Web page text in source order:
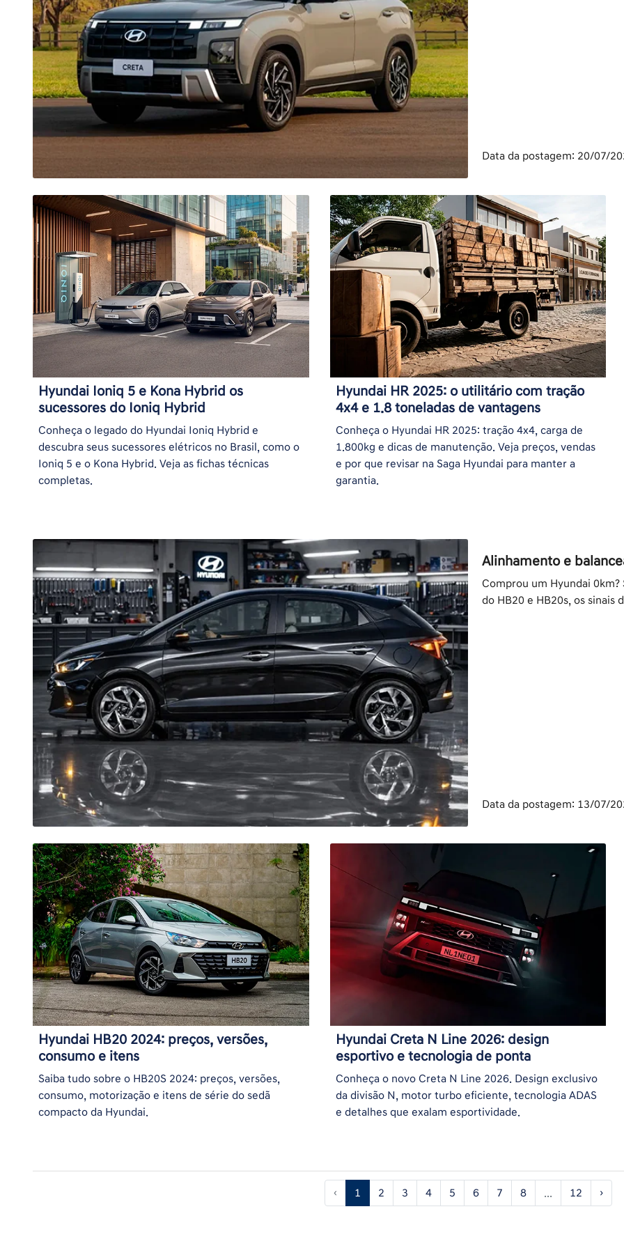
Data da postagem: 20/07/
Hyundai Ioniq 5 e Kona Hybrid os
sucessores do Ioniq Hybrid
Conheça o legado do Hyundai Ioniq Hybrid e
descubra seus sucessores elétricos no Brasil, como o
Ioniq 5 e o Kona Hybrid. Veja as fichas técnicas
completas.
Hyundai HR 2025: o utilitário com tração
4x4 e 1.8 toneladas de vantagens
Conheça o Hyundai HR 2025: tração 4x4, carga de
1.800kg e dicas de manutenção. Veja preços, vendas
e por que revisar na Saga Hyundai para manter a
garantia.
Alinhamento e
Comprou um Hyundai
do HB20 e HB20s, os sinais
Data da postagem: 13/07/
Hyundai HB20 2024: preços, versões,
consumo e itens
Saiba tudo sobre o HB20S 2024: preços, versões,
consumo, motorização e itens de série do sedã
compacto da Hyundai.
Hyundai Creta N Line 2026: design
esportivo e tecnologia de ponta
Conheça o novo Creta N Line 2026. Design exclusivo
da divisão N, motor turbo eficiente, tecnologia ADAS
e detalhes que exalam esportividade.
‹ 1 2 3 4 5 6 7 8 ... 12 ›